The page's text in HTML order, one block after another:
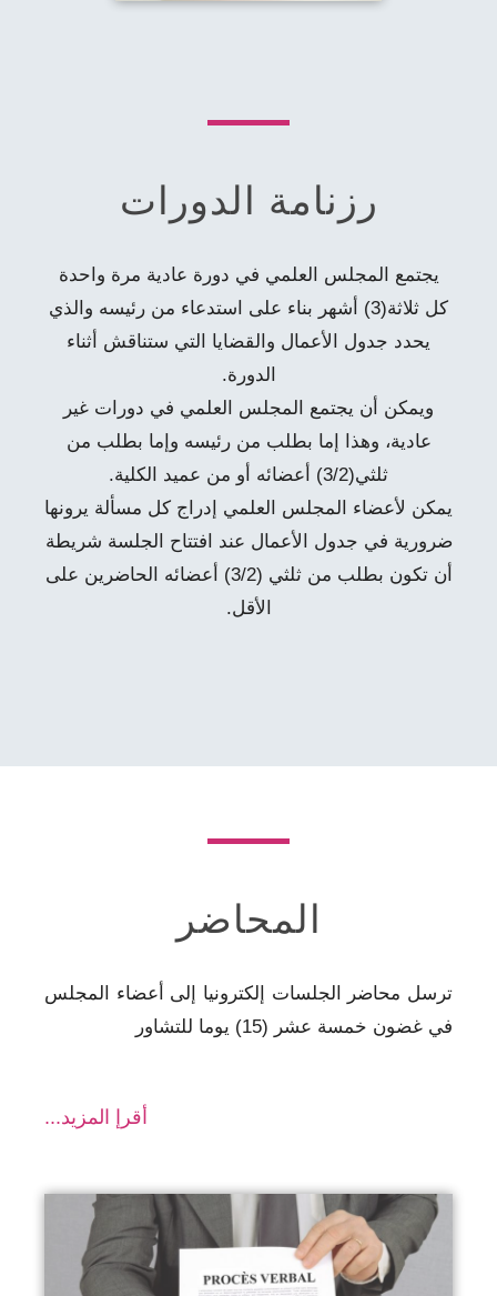
رزنامة الدورات
يجتمع المجلس العلمي في دورة عادية مرة واحدة
كل ثلاثة(3) أشهر بناء على استدعاء من رئيسه والذي
يحدد جدول الأعمال والقضايا التي ستناقش أثناء
الدورة.
ويمكن أن يجتمع المجلس العلمي في دورات غير
عادية، وهذا إما بطلب من رئيسه وإما بطلب من
ثلثي(3/2) أعضائه أو من عميد الكلية.
يمكن لأعضاء المجلس العلمي إدراج كل مسألة يرونها
ضرورية في جدول الأعمال عند افتتاح الجلسة شريطة
أن تكون بطلب من ثلثي (3/2) أعضائه الحاضرين على
الأقل.
المحاضر
ترسل محاضر الجلسات إلكترونيا إلى أعضاء المجلس
في غضون خمسة عشر (15) يوما للتشاور
أقرإ المزيد...